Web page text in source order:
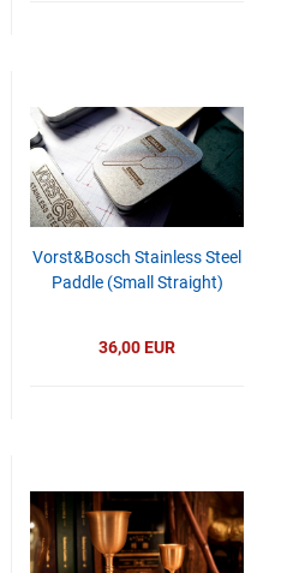
Vorst&Bosch Stainless Steel
Paddle (Small Straight)
36,00 EUR